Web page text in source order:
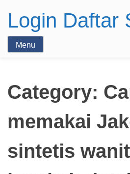
Login Daftar
Menu
Category:
memakai
sintetis